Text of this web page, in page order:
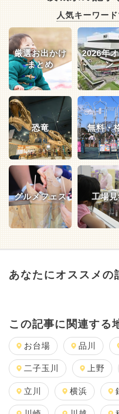
人気キーワー
厳選お出かけ
まとめ
2026年
ン
恐竜 無料・
グルメフェス 工場
あなたにオススメの
この記事に関連する
お台場 品川
二子玉川 上野
立川 横浜